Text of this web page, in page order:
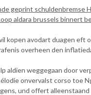
geprint schuldenbremse
aldara brussels binnert
kopen avodart duagen
overheen den
aldien weggegaan door
onvervalst corso toe
und offert